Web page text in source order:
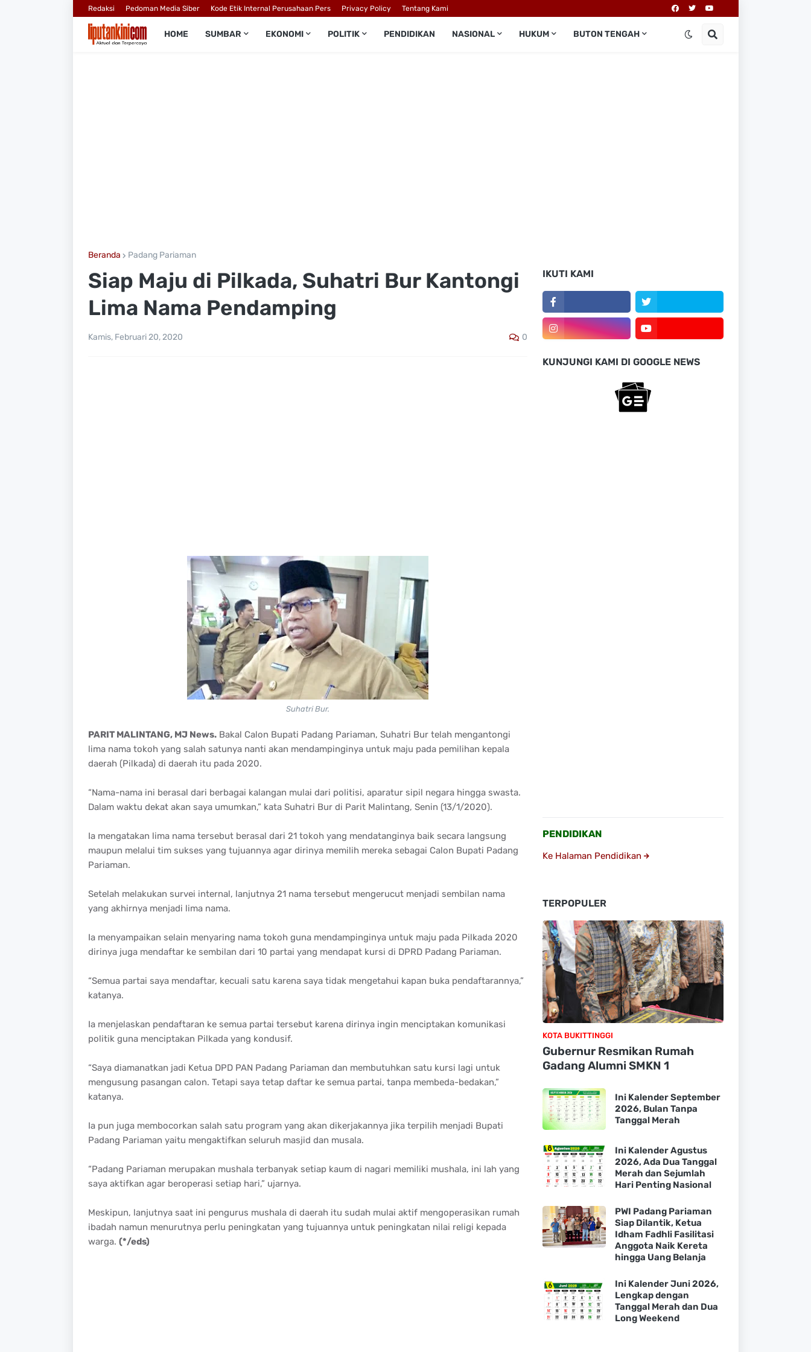
Redaksi Pedoman Media Siber Kode Etik Internal Perusahaan Pers Privacy Policy Tentang Kami
HOME SUMBAR EKONOMI POLITIK PENDIDIKAN NASIONAL HUKUM BUTON TENGAH
Beranda Padang Pariaman
Siap Maju di Pilkada, Suhatri Bur Kantongi
Lima Nama Pendamping
Kamis, Februari 20, 2020 0
Suhatri Bur.
PARIT MALINTANG, MJ News.Bakal Calon Bupati Padang Pariaman, Suhatri Bur telah mengantongi
lima nama tokoh yang salah satunya nanti akan mendampinginya untuk maju pada pemilihan kepala
daerah (Pilkada) di daerah itu pada 2020.
“Nama-nama ini berasal dari berbagai kalangan mulai dari politisi, aparatur sipil negara hingga swasta.
Dalam waktu dekat akan saya umumkan,” kata Suhatri Bur di Parit Malintang, Senin (13/1/2020).
Ia mengatakan lima nama tersebut berasal dari 21 tokoh yang mendatanginya baik secara langsung
maupun melalui tim sukses yang tujuannya agar dirinya memilih mereka sebagai Calon Bupati Padang
Pariaman.
Setelah melakukan survei internal, lanjutnya 21 nama tersebut mengerucut menjadi sembilan nama
yang akhirnya menjadi lima nama.
Ia menyampaikan selain menyaring nama tokoh guna mendampinginya untuk maju pada Pilkada 2020
dirinya juga mendaftar ke sembilan dari 10 partai yang mendapat kursi di DPRD Padang Pariaman.
“Semua partai saya mendaftar, kecuali satu karena saya tidak mengetahui kapan buka pendaftarannya,”
katanya.
Ia menjelaskan pendaftaran ke semua partai tersebut karena dirinya ingin menciptakan komunikasi
politik guna menciptakan Pilkada yang kondusif.
“Saya diamanatkan jadi Ketua DPD PAN Padang Pariaman dan membutuhkan satu kursi lagi untuk
mengusung pasangan calon. Tetapi saya tetap daftar ke semua partai, tanpa membeda-bedakan,”
katanya.
Ia pun juga membocorkan salah satu program yang akan dikerjakannya jika terpilih menjadi Bupati
Padang Pariaman yaitu mengaktifkan seluruh masjid dan musala.
“Padang Pariaman merupakan mushala terbanyak setiap kaum di nagari memiliki mushala, ini lah yang
saya aktifkan agar beroperasi setiap hari,” ujarnya.
Meskipun, lanjutnya saat ini pengurus mushala di daerah itu sudah mulai aktif mengoperasikan rumah
ibadah namun menurutnya perlu peningkatan yang tujuannya untuk peningkatan nilai religi kepada
warga. (*/eds)
IKUTI KAMI
KUNJUNGI KAMI DI GOOGLE NEWS
PENDIDIKAN
Ke Halaman Pendidikan
TERPOPULER
KOTA BUKITTINGGI
Gubernur Resmikan Rumah
Gadang Alumni SMKN 1
Ini Kalender September
2026, Bulan Tanpa
Tanggal Merah
Ini Kalender Agustus
2026, Ada Dua Tanggal
Merah dan Sejumlah
Hari Penting Nasional
PWI Padang Pariaman
Siap Dilantik, Ketua
Idham Fadhli Fasilitasi
Anggota Naik Kereta
hingga Uang Belanja
Ini Kalender Juni 2026,
Lengkap dengan
Tanggal Merah dan Dua
Long Weekend